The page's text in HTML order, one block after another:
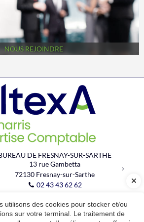
NOUS REJOINDRE
DE FRESNAY-SUR-SARTHE
13 rue Gambetta
Fresnay-sur-Sarthe
02 43 43 62 62
RUBRIQUES
Nos expertises Actualités Contact
utilisons des cookies pour stocker et/ou
sur votre terminal. Le traitement de